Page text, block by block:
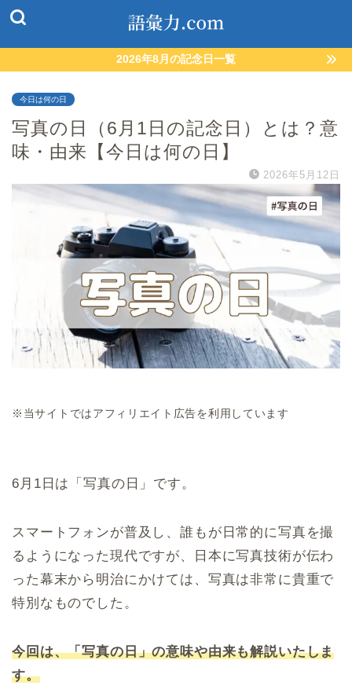
2026年8月の記念日一覧
今日は何の日
写真の日（6月1日の記念日）とは？意
味・由来【今日は何の日】
2026年5月12日
※当サイトではアフィリエイト広告を利用しています
6月1日は「写真の日」です。
スマートフォンが普及し、誰もが日常的に写真を撮
るようになった現代ですが、日本に写真技術が伝わ
った幕末から明治にかけては、写真は非常に貴重で
特別なものでした。
今回は、「写真の日」の意味や由来も解説いたしま
す。